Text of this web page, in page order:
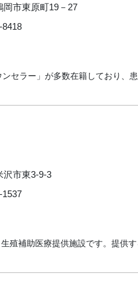
岡市東原町19－27
8418
セラー」が多数在籍しており、
沢市東3-9-3
1537
補助医療提供施設です。提供